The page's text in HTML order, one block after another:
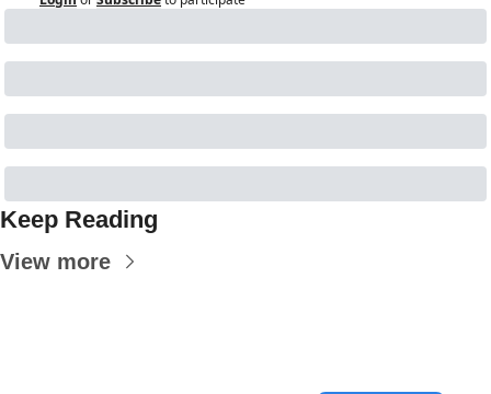
Keep Reading
View more